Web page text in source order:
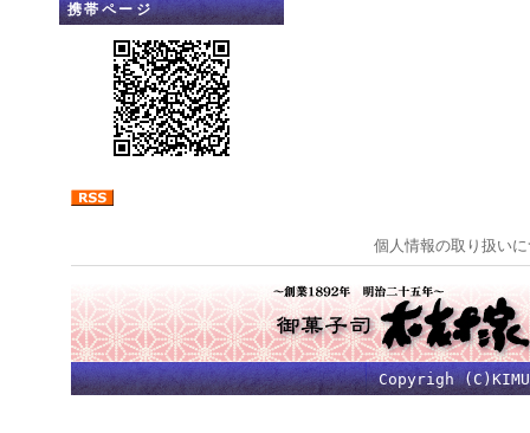
携帯ページ
個人情報の取り扱い
Copyrigh